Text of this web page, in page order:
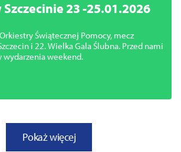
23 -25.01.2026
Świątecznej Pomocy, mecz
i 22. Wielka Gala Ślubna. Przed nami
wydarzenia weekend.
Pokaż więcej